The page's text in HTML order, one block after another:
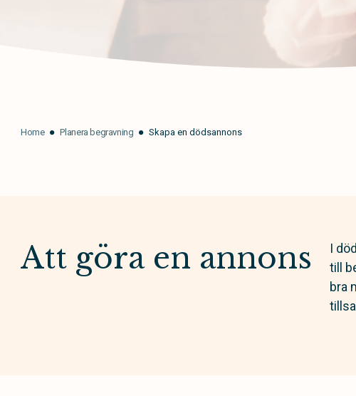
Home Planera begravning Skapa en dödsannons
Att göra en annons
I
till
bra